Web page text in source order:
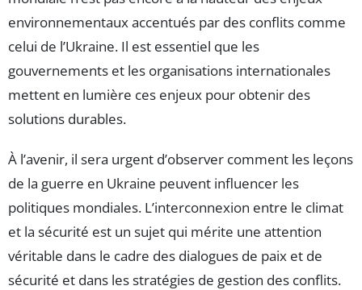
environnementaux accentués par des conflits comme
celui de l’Ukraine. Il est essentiel que les
gouvernements et les organisations internationales
mettent en lumière ces enjeux pour obtenir des
solutions durables.
À l’avenir, il sera urgent d’observer comment les leçons
de la guerre en Ukraine peuvent influencer les
politiques mondiales. L’interconnexion entre le climat
et la sécurité est un sujet qui mérite une attention
véritable dans le cadre des dialogues de paix et de
sécurité et dans les stratégies de gestion des conflits.